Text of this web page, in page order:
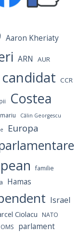
Aaron Kheriaty
ARN AUR
candidat CCR
Costea
Călin Georgescu
Europa
familie
Hamas
Israel
Ciolacu NATO
OMS parlament